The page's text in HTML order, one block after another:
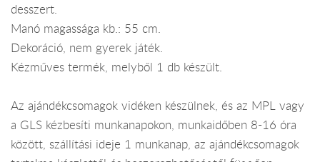
desszert.
Manó magassága kb.: 55 cm.
Dekoráció, nem gyerek játék.
Kézműves termék, melyből 1 db készült.
Az ajándékcsomagok vidéken készülnek, és az MPL vagy
a GLS kézbesíti munkanapokon, munkaidőben 8-16 óra
között, szállítási ideje 1 munkanap, az ajándékcsomagok